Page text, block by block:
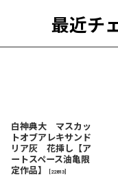
最近チ
白神典大 マスカッ
トオブアレキサンド
リア灰 花挿し【ア
ートスペース油亀限
定作品】
22813